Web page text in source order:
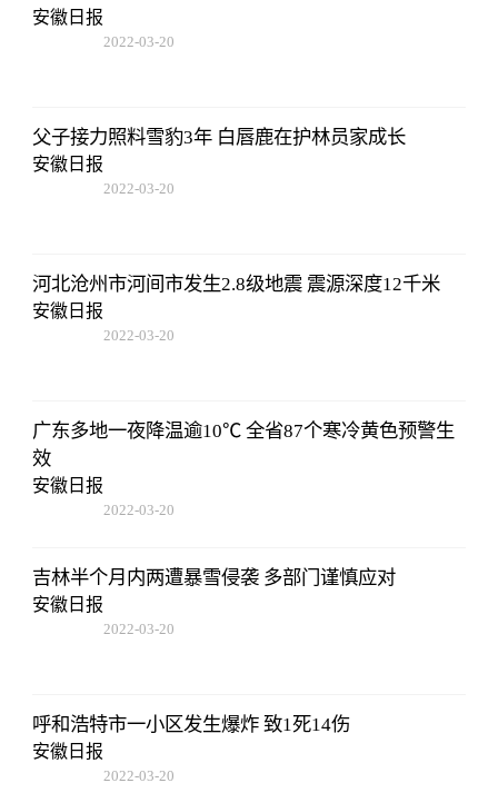
安徽日报
2022-03-20
父子接力照料雪豹3年 白唇鹿在护林员家成长
安徽日报
2022-03-20
河北沧州市河间市发生2.8级地震 震源深度12千米
安徽日报
2022-03-20
广东多地一夜降温逾10℃ 全省87个寒冷黄色预警生
效
安徽日报
2022-03-20
吉林半个月内两遭暴雪侵袭 多部门谨慎应对
安徽日报
2022-03-20
呼和浩特市一小区发生爆炸 致1死14伤
安徽日报
2022-03-20